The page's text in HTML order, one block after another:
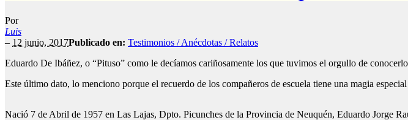
Por
Luis
– 12 junio, 2017Publicado en: Testimonios / Anécdotas / Relatos
Eduardo De Ibáñez, o “Pituso” como le decíamos cariñosamente los que tuvimos el orgullo de
Este último dato, lo menciono porque el recuerdo de los compañeros de escuela tiene una magia
Nació 7 de Abril de 1957 en Las Lajas, Dpto. Picunches de la Provincia de Neuquén, Eduardo Jorge